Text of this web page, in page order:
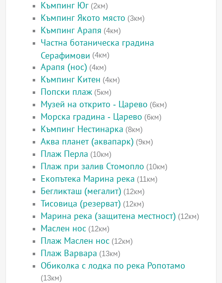
Къмпинг Юг (2км)
Къмпинг Якото място (3км)
Къмпинг Арапя (4км)
Частна ботаническа градина
Серафимови (4км)
Арапя (нос) (4км)
Къмпинг Китен (4км)
Попски плаж (5км)
Музей на открито - Царево (6км)
Морска градина - Царево (6км)
Къмпинг Нестинарка (8км)
Аква планет (аквапарк) (9км)
Плаж Перла (10км)
Плаж при залив Стомопло (10км)
Екопътека Марина река (11км)
Бегликташ (мегалит) (12км)
Тисовица (резерват) (12км)
Марина река (защитена местност) (12км)
Маслен нос (12км)
Плаж Маслен нос (12км)
Плаж Варвара (13км)
Обиколка с лодка по река Ропотамо
(13км)